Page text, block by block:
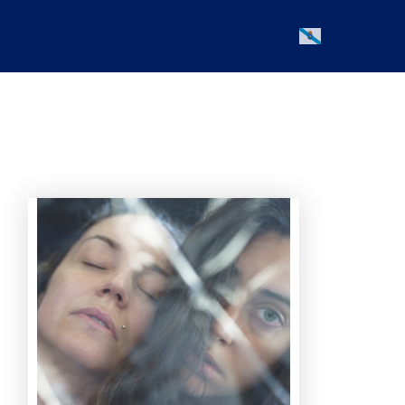
Galician
365 Outlook Live